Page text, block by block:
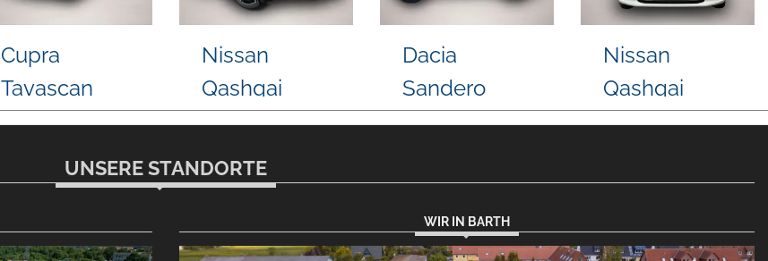
Nissan
Qashqai
Peugeot
2008
Volkswagen
Touareg
Hyundai
TUCSON
UNSERE STANDORTE
WIR IN BARTH